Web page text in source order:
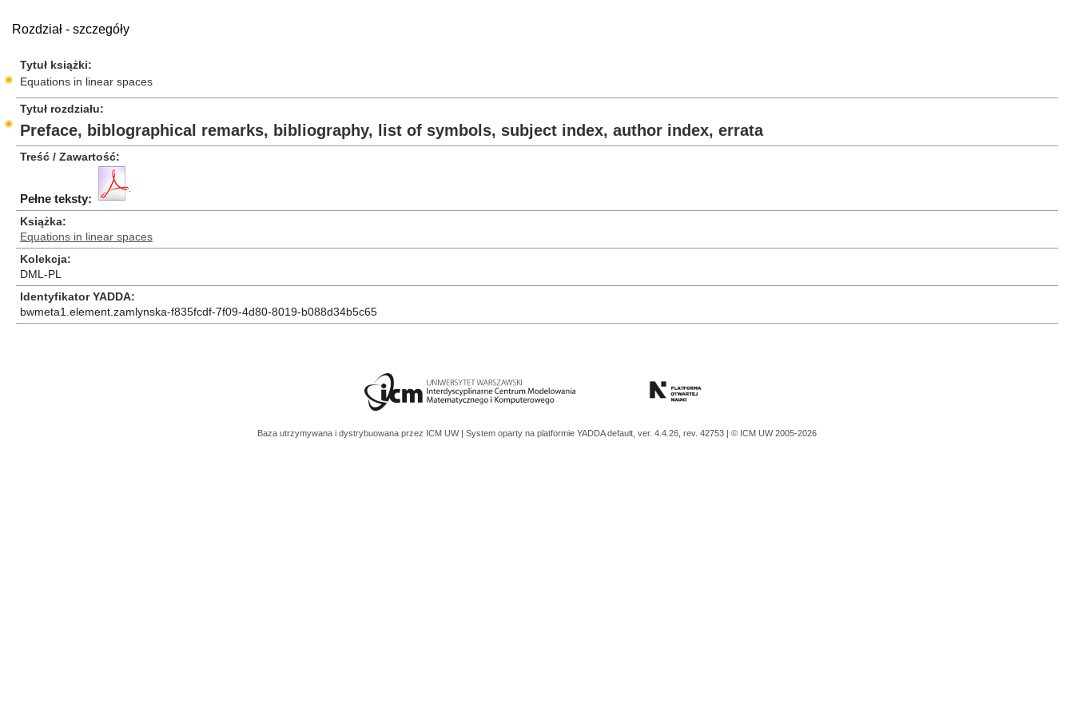
Rozdział - szczegóły
Tytuł książki
Equations in linear spaces
Tytuł rozdziału
Preface, biblographical remarks, bibliography, list of symbols, subject index, author index, errata
Treść / Zawartość
Pełne teksty:
Książka
Equations in linear spaces
Kolekcja
DML-PL
Identyfikator YADDA
bwmeta1.element.zamlynska-f835fcdf-7f09-4d80-8019-b088d34b5c65
Baza utrzymywana i dystrybuowana przez ICM UW | System oparty na platformie YADDAdefault, ver. 4.4.26, rev. 42753 | © ICM UW 2005-2026